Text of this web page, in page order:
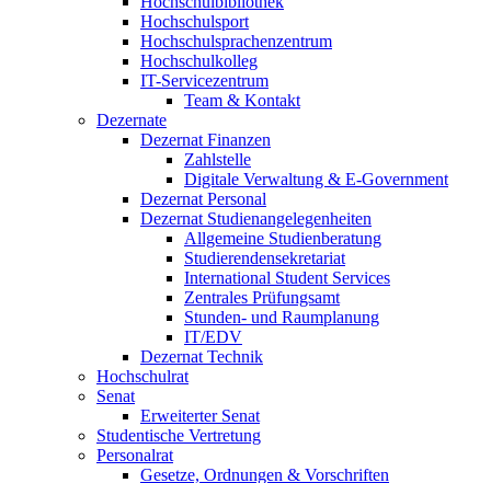
Hochschulsport
Hochschulsprachenzentrum
Hochschulkolleg
IT-Servicezentrum
Team & Kontakt
Dezernate
Dezernat Finanzen
Zahlstelle
Digitale Verwaltung & E-Government
Dezernat Personal
Dezernat Studienangelegenheiten
Allgemeine Studienberatung
Studierendensekretariat
International Student Services
Zentrales Prüfungsamt
Stunden- und Raumplanung
IT/EDV
Dezernat Technik
Hochschulrat
Senat
Erweiterter Senat
Studentische Vertretung
Personalrat
Gesetze, Ordnungen & Vorschriften